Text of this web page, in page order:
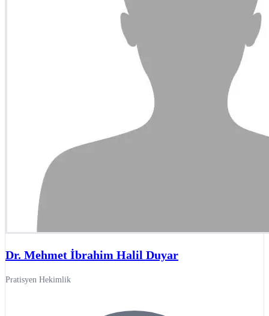
Dr. Mehmet İbrahim Halil Duyar
Pratisyen Hekimlik